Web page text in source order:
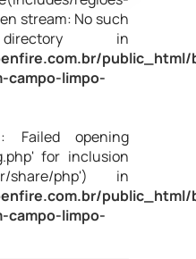
stream: No such
in
public_html/
campo-limpo-
Failed opening
for inclusion
share/php') in
public_html/
campo-limpo-